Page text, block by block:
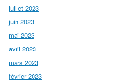
juillet 2023
juin 2023
mai 2023
avril 2023
mars 2023
février 2023